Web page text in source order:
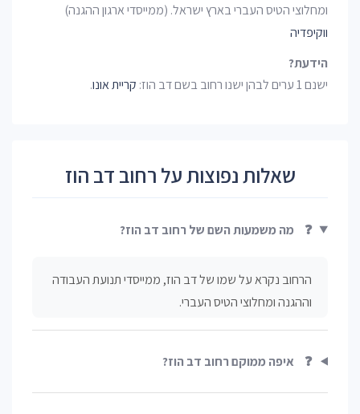
ומחלוצי הטיס העברי בארץ ישראל. (ממייסדי ארגון ההגנה)
ווקיפדיה
הידעת?
ישנם 1 ערים לבהן ישנו רחוב בשם דב הוז:
קריית אונו.
שאלות נפוצות על רחוב דב הוז
❓ מה משמעות השם של רחוב דב הוז?
הרחוב נקרא על שמו של דב הוז, ממייסדי תנועת העבודה
וההגנה ומחלוצי הטיס העברי.
❓ איפה ממוקם רחוב דב הוז?